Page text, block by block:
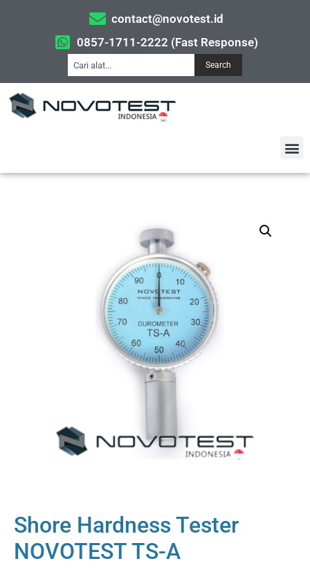
contact@novotest.id
0857-1711-2222 (Fast Response)
Search
Shore Hardness Tester
NOVOTEST TS-A